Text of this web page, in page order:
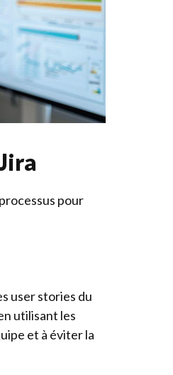
pour
user stories du
utilisant les
et à éviter la